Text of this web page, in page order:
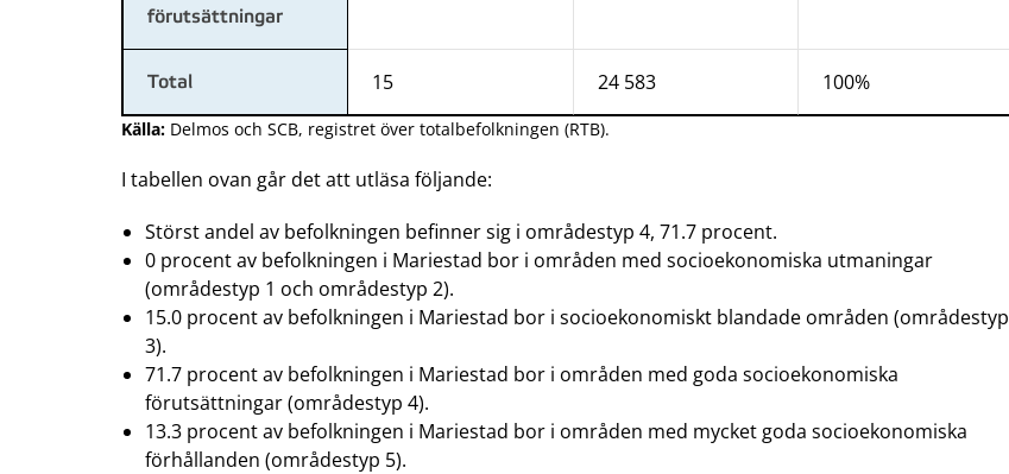
förutsättningar
Total 15 24 583 100%
Källa: Delmos och SCB, registret över totalbefolkningen (RTB).
I tabellen ovan går det att utläsa följande:
Störst andel av befolkningen befinner sig i områdestyp 4, 71.7 procent.
0 procent av befolkningen i Mariestad bor i områden med socioekonomiska utmaningar
(områdestyp 1 och områdestyp 2).
15.0 procent av befolkningen i Mariestad bor i socioekonomiskt blandade områden (områdestyp
3).
71.7 procent av befolkningen i Mariestad bor i områden med goda socioekonomiska
förutsättningar (områdestyp 4).
13.3 procent av befolkningen i Mariestad bor i områden med mycket goda socioekonomiska
förhållanden (områdestyp 5).